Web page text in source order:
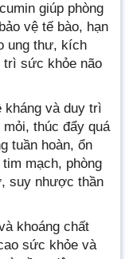
giúp phòng
vệ tế bào, hạn
ung thư, kích
trì sức khỏe não
kháng và duy trì
thúc đẩy quá
tuần hoàn, ổn
mạch, phòng
suy nhược thần
khoáng chất
sức khỏe và